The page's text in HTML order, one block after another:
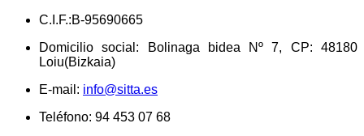
C.I.F.:B-95690665
Domicilio social: Bolinaga bidea Nº 7, CP: 48180
Loiu(Bizkaia)
E-mail: info@sitta.es
Teléfono: 94 453 07 68